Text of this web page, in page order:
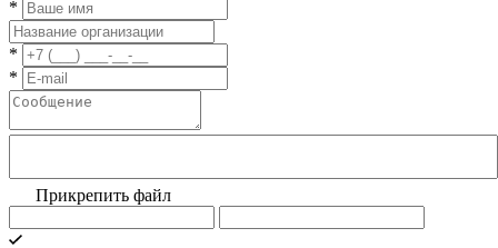
*
*
*
Прикрепить файл